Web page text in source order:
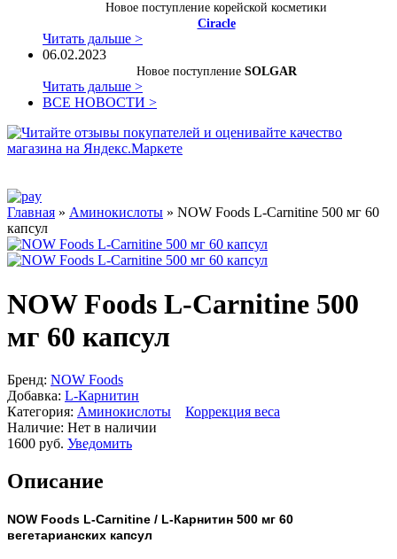
Новое поступление корейской косметики
Ciracle
Читать дальше >
06.02.2023
Новое поступление SOLGAR
Читать дальше >
ВСЕ НОВОСТИ >
Главная » Аминокислоты » NOW Foods L-Carnitine 500 мг 60
капсул
NOW Foods L-Carnitine 500
мг 60 капсул
Бренд: NOW Foods
Добавка: L-Карнитин
Категория: Аминокислоты
Коррекция веса
Наличие: Нет в наличии
1600 руб. Уведомить
Описание
NOW Foods L-Carnitine / L-Карнитин 500 мг 60
вегетарианских капсул